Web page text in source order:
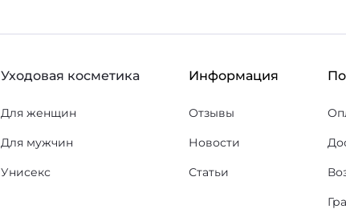
Уходовая косметика
Для женщин
Для мужчин
Унисекс
Информация
Отзывы
Новости
Статьи